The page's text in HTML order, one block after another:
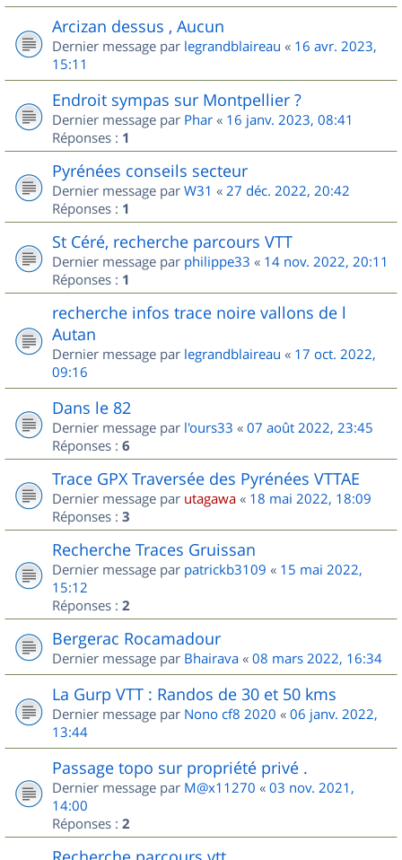
Arcizan dessus , Aucun
Dernier message par legrandblaireau « 16 avr. 2023,
15:11
Endroit sympas sur Montpellier ?
Dernier message par Phar « 16 janv. 2023, 08:41
Réponses : 1
Pyrénées conseils secteur
Dernier message par W31 « 27 déc. 2022, 20:42
Réponses : 1
St Céré, recherche parcours VTT
Dernier message par philippe33 « 14 nov. 2022, 20:11
Réponses : 1
recherche infos trace noire vallons de l
Autan
Dernier message par legrandblaireau « 17 oct. 2022,
09:16
Dans le 82
Dernier message par l'ours33 « 07 août 2022, 23:45
Réponses : 6
Trace GPX Traversée des Pyrénées VTTAE
Dernier message par utagawa « 18 mai 2022, 18:09
Réponses : 3
Recherche Traces Gruissan
Dernier message par patrickb3109 « 15 mai 2022,
15:12
Réponses : 2
Bergerac Rocamadour
Dernier message par Bhairava « 08 mars 2022, 16:34
La Gurp VTT : Randos de 30 et 50 kms
Dernier message par Nono cf8 2020 « 06 janv. 2022,
13:44
Passage topo sur propriété privé .
Dernier message par M@x11270 « 03 nov. 2021,
14:00
Réponses : 2